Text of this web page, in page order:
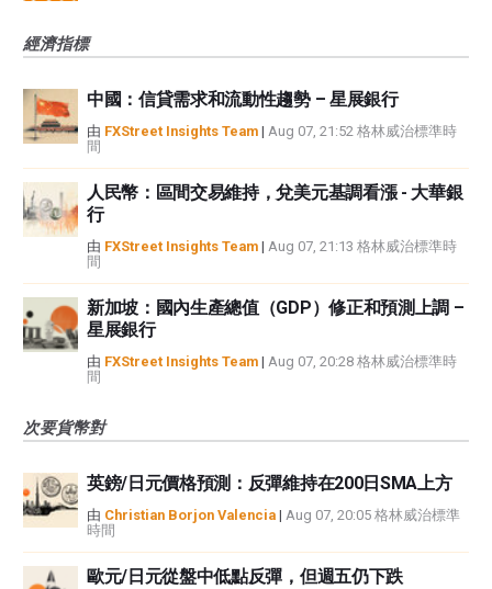
經濟指標
中國：信貸需求和流動性趨勢 – 星展銀行
由 FXStreet Insights Team | Aug 07, 21:52 格林威治標準時
間
人民幣：區間交易維持，兌美元基調看漲 - 大華銀
行
由 FXStreet Insights Team | Aug 07, 21:13 格林威治標準時
間
新加坡：國內生產總值（GDP）修正和預測上調 –
星展銀行
由 FXStreet Insights Team | Aug 07, 20:28 格林威治標準時
間
次要貨幣對
英鎊/日元價格預測：反彈維持在200日SMA上方
由 Christian Borjon Valencia | Aug 07, 20:05 格林威治標準
時間
歐元/日元從盤中低點反彈，但週五仍下跌